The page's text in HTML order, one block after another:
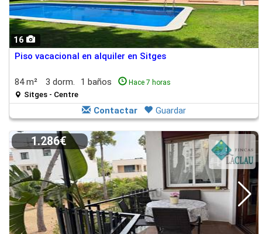
16
Piso vacacional en alquiler en Sitges
84 m² 3 dorm. 1 baños Hace 7 horas
Sitges - Centre
Contactar Guardar
1.286€